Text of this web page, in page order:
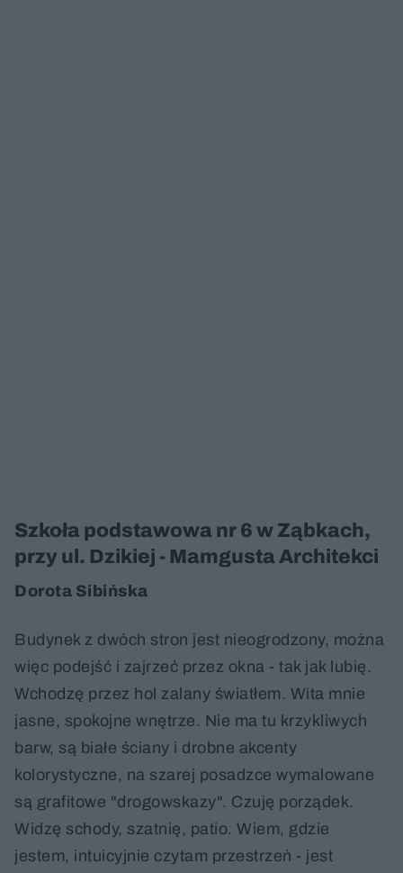
Szkoła podstawowa nr 6 w Ząbkach,
przy ul. Dzikiej - Mamgusta Architekci
Dorota Sibińska
Budynek z dwóch stron jest nieogrodzony, można
więc podejść i zajrzeć przez okna - tak jak lubię.
Wchodzę przez hol zalany światłem. Wita mnie
jasne, spokojne wnętrze. Nie ma tu krzykliwych
barw, są białe ściany i drobne akcenty
kolorystyczne, na szarej posadzce wymalowane
są grafitowe "drogowskazy". Czuję porządek.
Widzę schody, szatnię, patio. Wiem, gdzie
jestem, intuicyjnie czytam przestrzeń - jest